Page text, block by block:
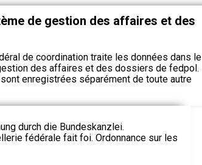
de gestion des affaires et des
de coordination traite les données dans le
des affaires et des dossiers de fedpol.
enregistrées séparément de toute autre
durch die Bundeskanzlei.
fédérale fait foi. Ordonnance sur les